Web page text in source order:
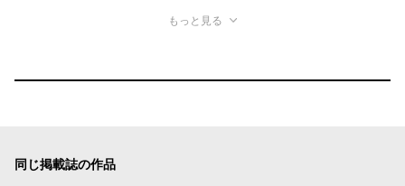
もっと見る
同じ掲載誌の作品